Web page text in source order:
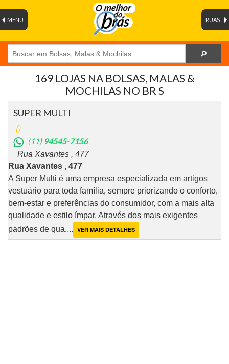
RUAS
MENU
169 LOJAS NA BOLSAS, MALAS &
MOCHILAS NO BR S
SUPER MULTI
()
(11) 94545-7156
Rua Xavantes , 477
Rua Xavantes , 477
A Super Multi é uma empresa especializada em artigos
vestuário para toda família, sempre priorizando o conforto,
bem-estar e preferências do consumidor, com a mais alta
qualidade e estilo ímpar. Através dos mais exigentes
padrões de qua.... VER MAIS DETALHES